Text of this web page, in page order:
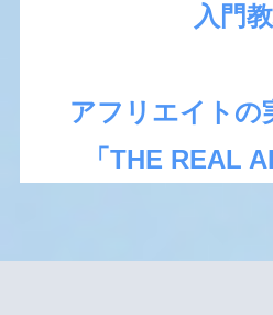
入門
アフリエイトの
「THE REAL